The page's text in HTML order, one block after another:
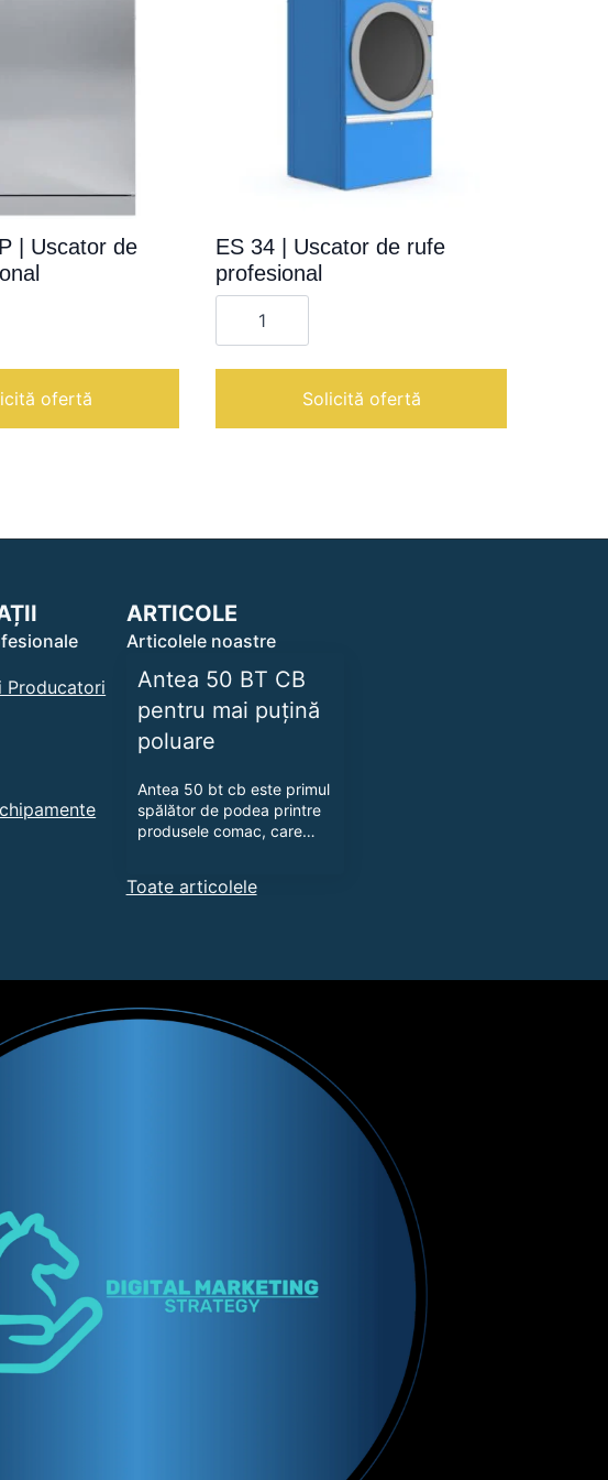
| Uscator de
ofertă
ES 34 | Uscator de rufe
profesional
Cantitate
Uscator
profesional
Solicită ofertă
Producatori
ARTICOLE
Articolele noastre
Antea 50 BT CB
pentru mai puțină
poluare
Antea 50 bt cb este primul
spălător de podea printre
produsele comac, care…
Toate articolele